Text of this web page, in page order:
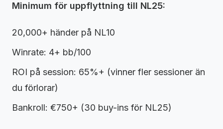
Minimum för uppflyttning till NL25:
20,000+ händer på NL10
Winrate: 4+ bb/100
ROI på session: 65%+ (vinner fler sessioner än
du förlorar)
Bankroll: €750+ (30 buy-ins för NL25)